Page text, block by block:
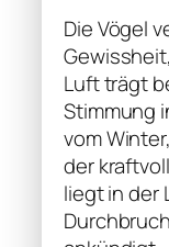
Die Vögel
Luft trägt
Stimmung
vom
der
liegt in der